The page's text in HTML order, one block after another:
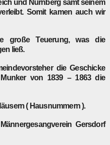
und Nürnberg samt seinem
Somit kamen auch wir
Teuerung, was die
ließ.
die Geschicke
von 1839 – 1863 die
( Hausnummern ).
Gersdorf